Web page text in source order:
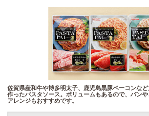
佐賀県産和牛や博多明太子、鹿児島黒豚ベーコンな
作ったパスタソース。ボリュームもあるので、パン
アレンジもおすすめです。